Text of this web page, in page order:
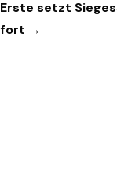
Erste setzt
fort →